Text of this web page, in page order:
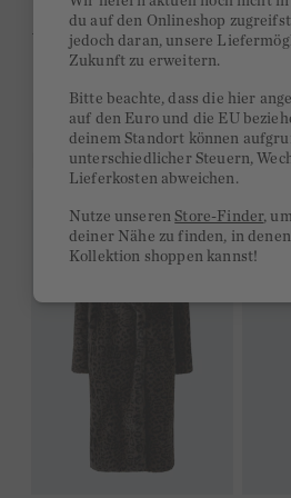
Ab 300€ versandkostenfrei
DAS KÖNNTE DIR
du auf den Onlineshop
jedoch daran, unsere
Zukunft zu erweitern.
Bitte beachte, dass die hier
auf den Euro und die EU
deinem Standort können
unterschiedlicher Steuern,
Lieferkosten abweichen.
Nutze unserenStore-Finder,
deiner Nähe zu finden, in
Kollektion shoppen kannst!